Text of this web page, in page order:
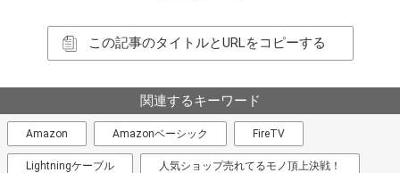
この記事のタイトルとURLをコピーする
関連するキーワード
Amazon Amazonベーシック FireTV
Lightningケーブル 人気ショップ売れてるモノ頂上決戦！